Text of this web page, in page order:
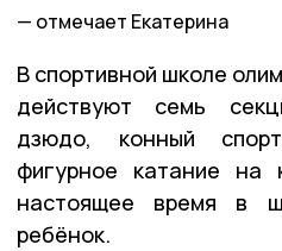
отмечает Екатерина
В спортивной школе
действуют семь
дзюдо, конный
фигурное катание на
настоящее время в
ребёнок.